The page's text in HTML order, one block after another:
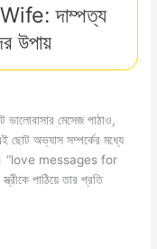
দাম্পত্য
উপায়
ভালোবাসার মেসেজ পাঠাও,
ছোট অভ্যাস সম্পর্কের মধ্যে
“love messages for
পাঠিয়ে তার প্রতি